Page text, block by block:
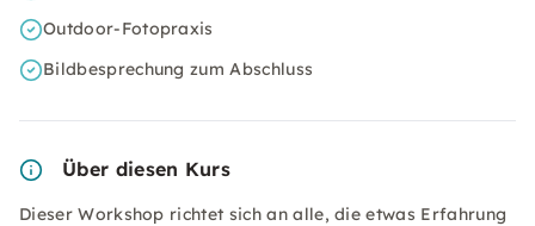
Outdoor-Fotopraxis
Bildbesprechung zum Abschluss
Über diesen Kurs
Dieser Workshop richtet sich an alle, die etwas Erfahrung